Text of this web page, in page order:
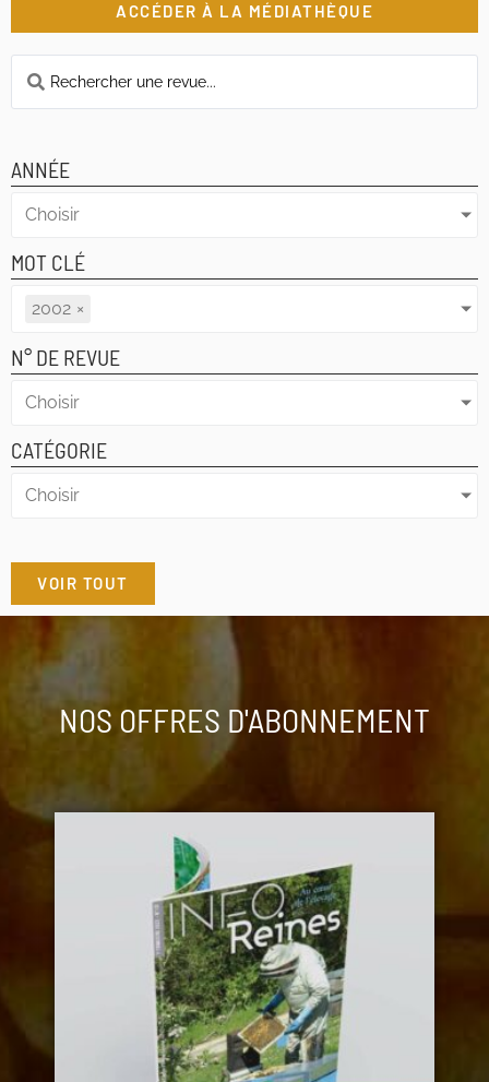
ACCÉDER À LA MÉDIATHÈQUE
ANNÉE
Choisir
MOT CLÉ
2002 ×
N° DE REVUE
Choisir
CATÉGORIE
Choisir
VOIR TOUT
NOS OFFRES D'ABONNEMENT